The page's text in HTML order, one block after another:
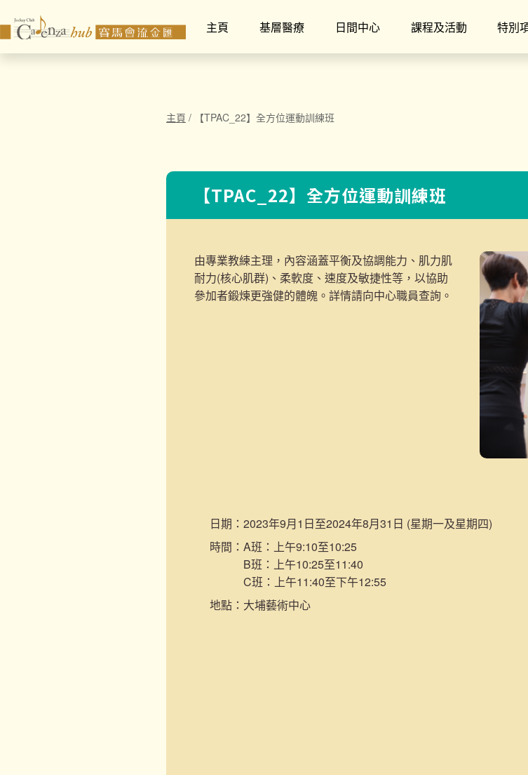
主頁 基層醫療 日間中心 課程及活動 特別
主頁 / 【TPAC_22】全方位運動訓練班
【TPAC_22】全方位運動訓練班
由專業教練主理，內容涵蓋平衡及協調能力、肌力肌
耐力(核心肌群)、柔軟度、速度及敏捷性等，以協助
參加者鍛煉更強健的體魄。詳情請向中心職員查詢。
日期： 2023年9月1日至2024年8月31日 (星期一及星期四)
時間： A班：上午9:10至10:25
B班：上午10:25至11:40
C班：上午11:40至下午12:55
地點： 大埔藝術中心